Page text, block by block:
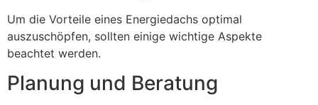
Um die Vorteile eines Energiedachs optimal
auszuschöpfen, sollten einige wichtige Aspekte
beachtet werden.
Planung und Beratung